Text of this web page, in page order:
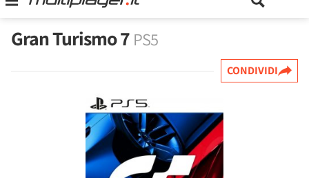
Gran Turismo 7 PS5
CONDIVIDI